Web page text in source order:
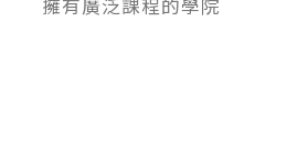
擁有廣泛課程的學院